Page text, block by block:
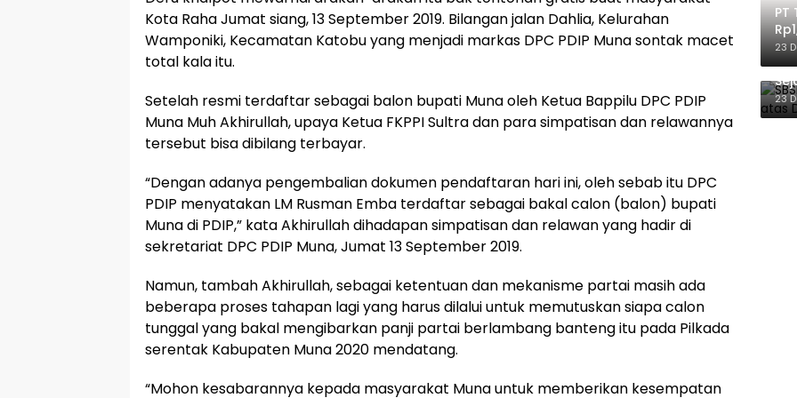
Kota Raha Jumat siang, 13 September 2019. Bilangan jalan Dahlia, Kelurahan
Wamponiki, Kecamatan Katobu yang menjadi markas DPC PDIP Muna sontak macet
total kala itu.
Setelah resmi terdaftar sebagai balon bupati Muna oleh Ketua Bappilu DPC PDIP
Muna Muh Akhirullah, upaya Ketua FKPPI Sultra dan para simpatisan dan relawannya
tersebut bisa dibilang terbayar.
“Dengan adanya pengembalian dokumen pendaftaran hari ini, oleh sebab itu DPC
PDIP menyatakan LM Rusman Emba terdaftar sebagai bakal calon (balon) bupati
Muna di PDIP,” kata Akhirullah dihadapan simpatisan dan relawan yang hadir di
sekretariat DPC PDIP Muna, Jumat 13 September 2019.
Namun, tambah Akhirullah, sebagai ketentuan dan mekanisme partai masih ada
beberapa proses tahapan lagi yang harus dilalui untuk memutuskan siapa calon
tunggal yang bakal mengibarkan panji partai berlambang banteng itu pada Pilkada
serentak Kabupaten Muna 2020 mendatang.
“Mohon kesabarannya kepada masyarakat Muna untuk memberikan kesempatan
PT
23
23